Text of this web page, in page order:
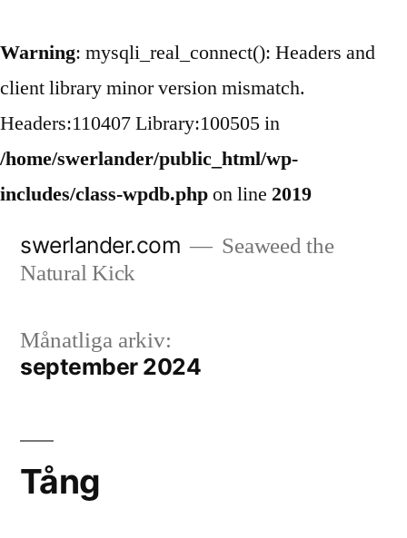
Warning: mysqli_real_connect(): Headers and
client library minor version mismatch.
Headers:110407 Library:100505 in
/home/swerlander/public_html/wp-
includes/class-wpdb.phpon line 2019
till
swerlander.com
Seaweed the
Natural Kick
Månatliga arkiv:
september 2024
Tång